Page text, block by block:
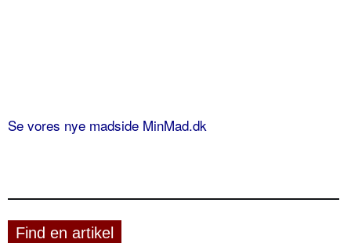
Se vores nye madside MinMad.dk
Find en artikel